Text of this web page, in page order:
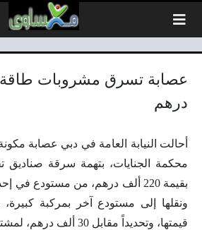
درهم
أحالت النيابة العامة في دبي عصابة
محكمة الجنايات، بتهمة سرقة
بقيمة 220 ألف درهم، من مستودع
ونقلها إلى مستودع آخر بمركبة
قيمتها، وتحديداً مقابل 30 ألف درهم، لمشترٍ مجهول.